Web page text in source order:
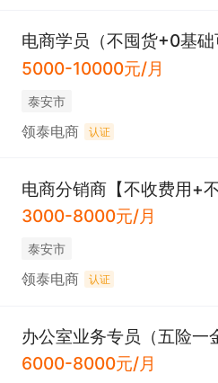
电商学员（不囤货+0基础
5000-10000元/月
泰安市
领泰电商 认证
电商分销商【不收费用+不
3000-8000元/月
泰安市
领泰电商 认证
办公室业务专员（五险一
6000-8000元/月